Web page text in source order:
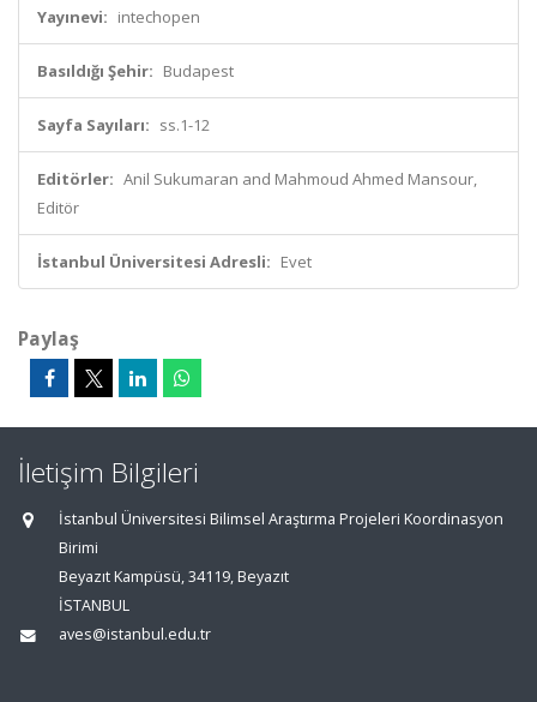
Yayınevi: intechopen
Basıldığı Şehir: Budapest
Sayfa Sayıları: ss.1-12
Editörler: Anil Sukumaran and Mahmoud Ahmed Mansour,
Editör
İstanbul Üniversitesi Adresli: Evet
Paylaş
İletişim Bilgileri
İstanbul Üniversitesi Bilimsel Araştırma Projeleri Koordinasyon
Birimi
Beyazıt Kampüsü, 34119, Beyazıt
İSTANBUL
aves@istanbul.edu.tr